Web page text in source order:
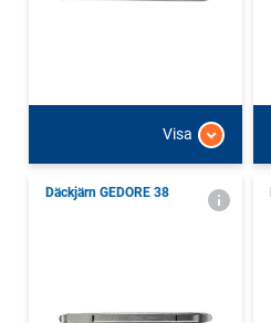
Visa
Däckjärn GEDORE 38